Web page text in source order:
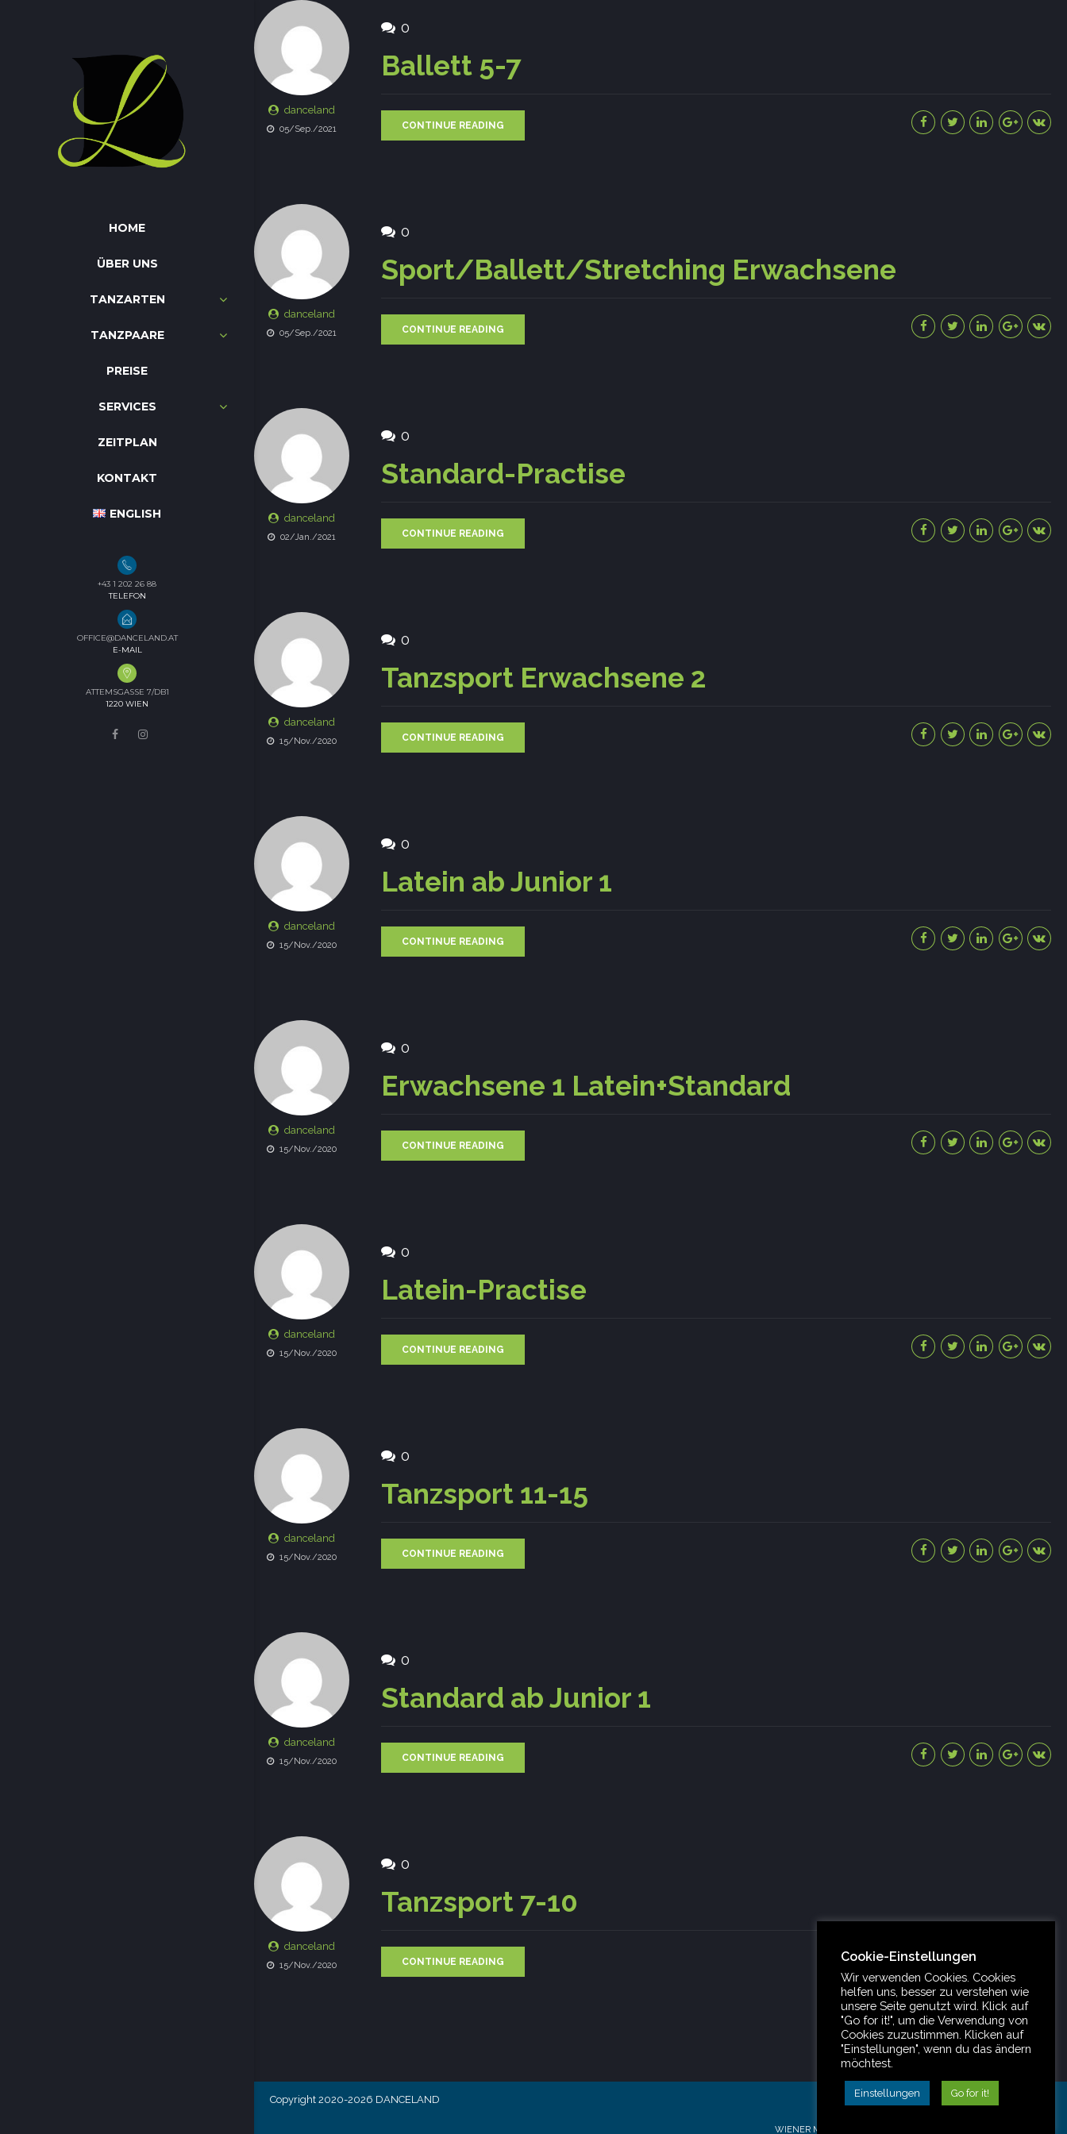
HOME
ÜBER UNS
TANZARTEN
TANZPAARE
PREISE
SERVICES
ZEITPLAN
KONTAKT
ENGLISH
+43 1 202 26 88
TELEFON
OFFICE@DANCELAND.AT
E-MAIL
ATTEMSGASSE 7/DB1
1220 WIEN
danceland
05/Sep./2021
0
Ballett 5-7
CONTINUE READING
danceland
05/Sep./2021
0
Sport/Ballett/Stretching Erwachsene
CONTINUE READING
danceland
02/Jan./2021
0
Standard-Practise
CONTINUE READING
danceland
15/Nov./2020
0
Tanzsport Erwachsene 2
CONTINUE READING
danceland
15/Nov./2020
0
Latein ab Junior 1
CONTINUE READING
danceland
15/Nov./2020
0
Erwachsene 1 Latein+Standard
CONTINUE READING
danceland
15/Nov./2020
0
Latein-Practise
CONTINUE READING
danceland
15/Nov./2020
0
Tanzsport 11-15
CONTINUE READING
danceland
15/Nov./2020
0
Standard ab Junior 1
CONTINUE READING
danceland
15/Nov./2020
0
Tanzsport 7-10
CONTINUE READING
Older Posts
Copyright 2020-2026 DANCELAND
WIENER MEISTERSCHAFT SCHÜLER/JUNIOREN/JUGEND 2024
Cookie-Einstellungen
Wir verwenden Cookies. Cookies
helfen uns, besser zu verstehen wie
unsere Seite genutzt wird. Klick auf
"Go for it!", um die Verwendung von
Cookies zuzustimmen. Klicken auf
"Einstellungen", wenn du das ändern
möchtest.
Einstellungen Go for it!